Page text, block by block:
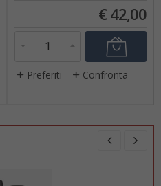
€ 42,00
Preferiti Confronta